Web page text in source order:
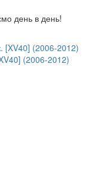
день в день!
(2006-2012)